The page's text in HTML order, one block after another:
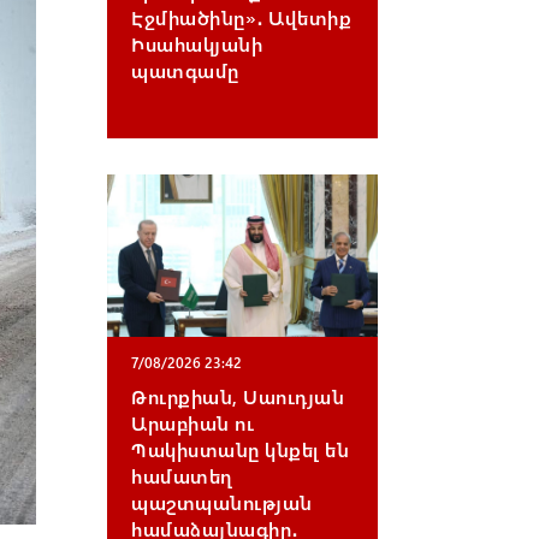
Էջմիածինը»․ Ավետիք
Իսահակյանի
պատգամը
7/08/2026 23:42
Թուրքիան, Սաուդյան
Արաբիան ու
Պակիստանը կնքել են
համատեղ
պաշտպանության
համաձայնագիր․